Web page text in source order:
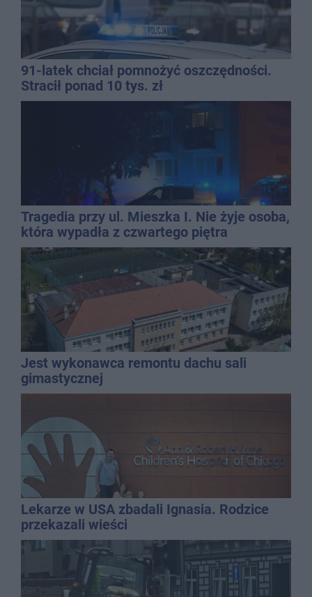
91-latek chciał pomnożyć oszczędności.
Stracił ponad 10 tys. zł
Tragedia przy ul. Mieszka I. Nie żyje osoba,
która wypadła z czwartego piętra
Jest wykonawca remontu dachu sali
gimastycznej
Lekarze w USA zbadali Ignasia. Rodzice
przekazali wieści